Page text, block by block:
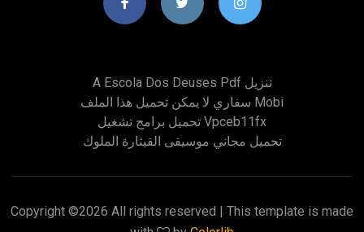
A Escola Dos Deuses Pdf تنزيل
سفاري لا يمكن تحميل هذا الملف Mobi
تحميل برامج تشغيل Vpceb11fx
تحميل مجاني موسيقى القيثارة الملوك
Copyright ©2026 All rights reserved | This template is made